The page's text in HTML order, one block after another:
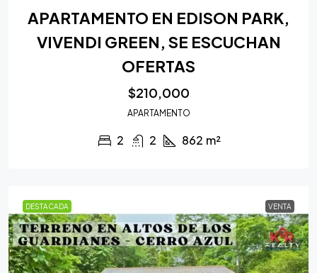
APARTAMENTO EN EDISON PARK,
VIVENDI GREEN, SE ESCUCHAN
OFERTAS
$210,000
APARTAMENTO
2 2 862 m²
DESTACADA VENTA